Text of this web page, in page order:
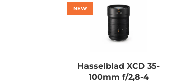
NEW
Hasselblad XCD 35-
100mm f/2,8-4